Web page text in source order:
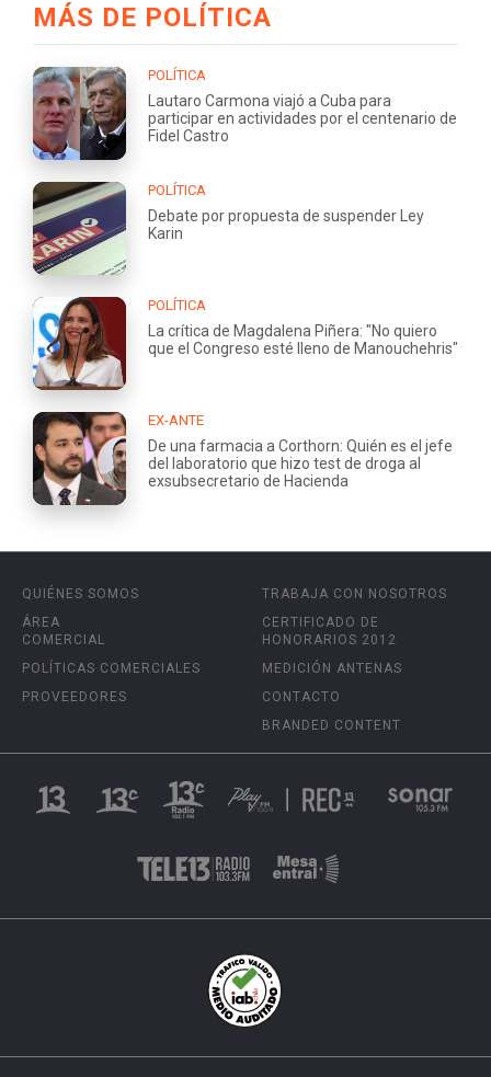
MÁS DE POLÍTICA
POLÍTICA
Lautaro Carmona viajó a Cuba para
participar en actividades por el centenario de
Fidel Castro
POLÍTICA
Debate por propuesta de suspender Ley
Karin
POLÍTICA
La crítica de Magdalena Piñera: "No quiero
que el Congreso esté lleno de Manouchehris"
EX-ANTE
De una farmacia a Corthorn: Quién es el jefe
del laboratorio que hizo test de droga al
exsubsecretario de Hacienda
QUIÉNES SOMOS
ÁREA
COMERCIAL
POLÍTICAS COMERCIALES
PROVEEDORES
TRABAJA CON NOSOTROS
CERTIFICADO DE
HONORARIOS 2012
MEDICIÓN ANTENAS
CONTACTO
BRANDED CONTENT